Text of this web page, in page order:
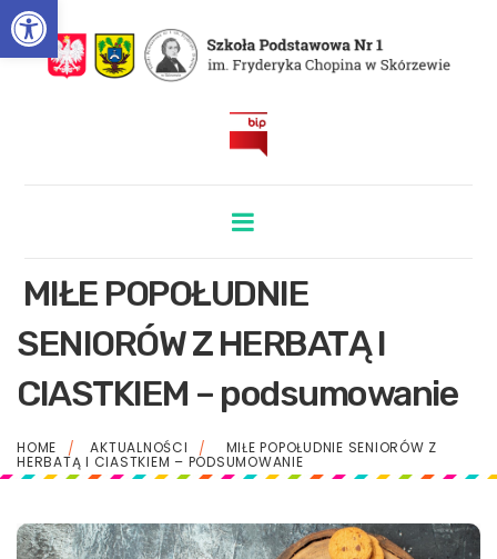
BIP
MIŁE POPOŁUDNIE
SENIORÓW Z HERBATĄ I
CIASTKIEM – podsumowanie
HOME AKTUALNOŚCI MIŁE POPOŁUDNIE SENIORÓW Z
HERBATĄ I CIASTKIEM – PODSUMOWANIE